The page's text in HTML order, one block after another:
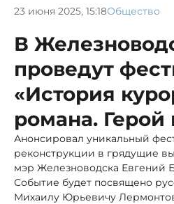
23 июня 2025, 15:18Общество
В
проведут
«История
романа. Герой
Анонсировал уникальный
реконструкции в грядущие
мэр Железноводска Евгений
Событие будет посвящено
Михаилу Юрьевичу